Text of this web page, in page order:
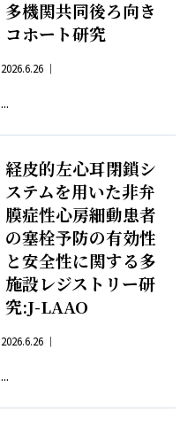
多機関共同後ろ向き
コホート研究
2026.6.26 ｜
...
経皮的左心耳閉鎖シ
ステムを用いた非弁
膜症性心房細動患者
の塞栓予防の有効性
と安全性に関する多
施設レジストリー研
究:J-LAAO
2026.6.26 ｜
...